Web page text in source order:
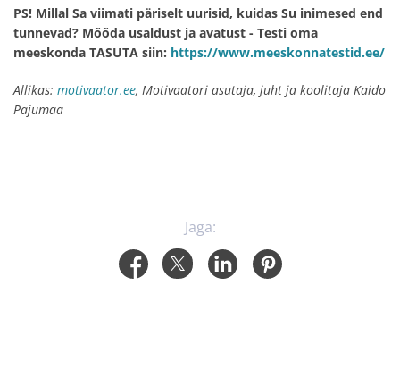
PS! Millal Sa viimati päriselt uurisid, kuidas Su inimesed end
tunnevad? Mõõda usaldust ja avatust - Testi oma
meeskonda TASUTA siin: https://www.meeskonnatestid.ee/
Allikas: motivaator.ee, Motivaatori asutaja, juht ja koolitaja Kaido
Pajumaa
Jaga: